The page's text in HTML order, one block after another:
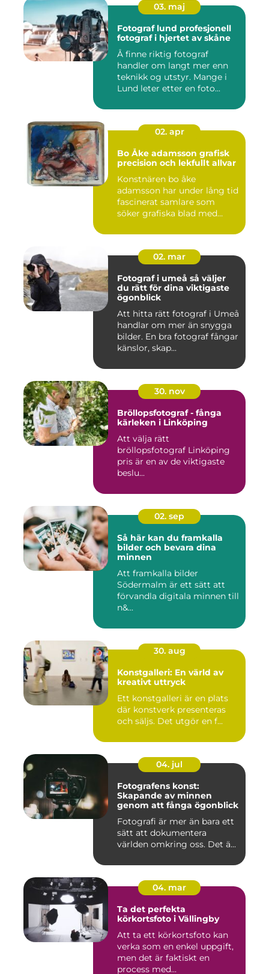
03. maj
Fotograf lund profesjonell
fotograf i hjertet av skåne
Å finne riktig fotograf
handler om langt mer enn
teknikk og utstyr. Mange i
Lund leter etter en foto...
02. apr
Bo Åke adamsson grafisk
precision och lekfullt allvar
Konstnären bo åke
adamsson har under lång tid
fascinerat samlare som
söker grafiska blad med
02. mar
Fotograf i umeå så väljer
du rätt för dina viktigaste
ögonblick
Att hitta rätt fotograf i Umeå
handlar om mer än snygga
bilder. En bra fotograf fångar
känslor, skap...
30. nov
Bröllopsfotograf - fånga
kärleken i Linköping
Att välja rätt
bröllopsfotograf Linköping
pris är en av de viktigaste
beslu...
02. sep
Så här kan du framkalla
bilder och bevara dina
minnen
Att framkalla bilder
Södermalm är ett sätt att
förvandla digitala minnen till
n&...
30. aug
Konstgalleri: En värld av
kreativt uttryck
Ett konstgalleri är en plats
där konstverk presenteras
och säljs. Det utgör en f...
04. jul
Fotografens konst:
Skapande av minnen
genom att fånga ögonblick
Fotografi är mer än bara ett
sätt att dokumentera
världen omkring oss. Det ä...
04. mar
Ta det perfekta
körkortsfoto i Vällingby
Att ta ett körkortsfoto kan
verka som en enkel uppgift,
men det är faktiskt en
process med...